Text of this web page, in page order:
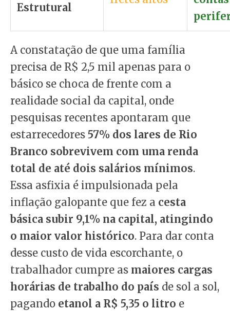
Estrutural
A constatação de que uma família
precisa de R$ 2,5 mil apenas para o
básico se choca de frente com a
realidade social da capital, onde
pesquisas recentes apontaram que
estarrecedores 57% dos lares de Rio
Branco sobrevivem com uma renda
total de até dois salários mínimos.
Essa asfixia é impulsionada pela
inflação galopante que fez a cesta
básica subir 9,1% na capital, atingindo
o maior valor histórico. Para dar conta
desse custo de vida escorchante, o
trabalhador cumpre as maiores cargas
horárias de trabalho do país de sol a sol,
pagando etanol a R$ 5,35 o litro e